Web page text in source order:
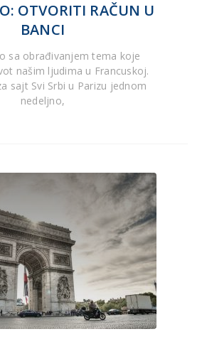
OTVORITI RAČUN U
BANCI
sa obrađivanjem tema koje
našim ljudima u Francuskoj.
sajt Svi Srbi u Parizu jednom
nedeljno,